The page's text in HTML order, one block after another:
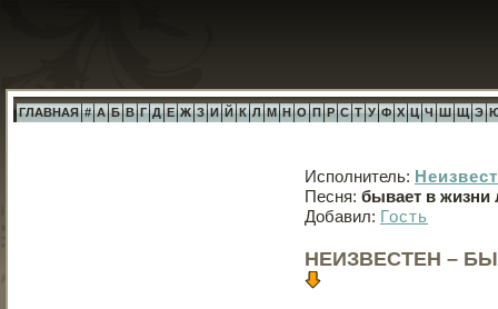
ГЛАВНАЯ # А Б В Г Д Е Ж З И Й К Л М Н О П Р С Т У Ф Х Ц Ч Ш Щ Э
Исполнитель:
Песня: бывает в
Добавил: Гость
НЕИЗВЕСТЕН –